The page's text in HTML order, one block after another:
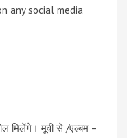
any social media
मिलेंगे। मूवी से /एल्बम –